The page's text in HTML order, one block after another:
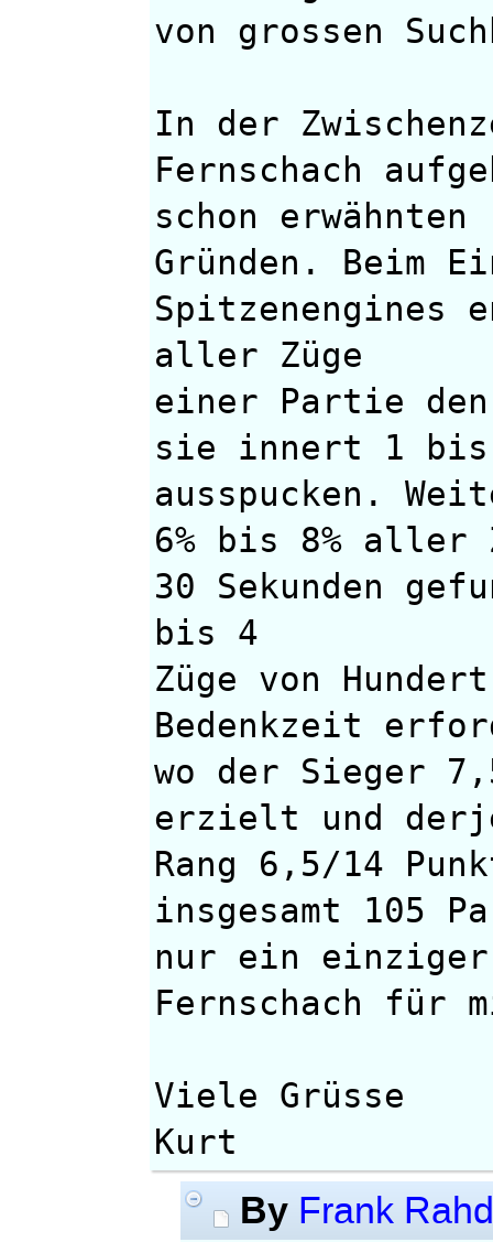
von grossen
In der
Fernschach
schon erwähnten
Gründen. Beim
Spitzenengines
aller Züge
einer Partie
sie innert 1 bis
ausspucken.
6% bis 8% aller
30 Sekunden
bis 4
Züge von
Bedenkzeit
wo der Sieger
erzielt und
Rang 6,5/14
insgesamt 105
nur ein
Fernschach für
Viele Grüsse
Kurt
By Frank